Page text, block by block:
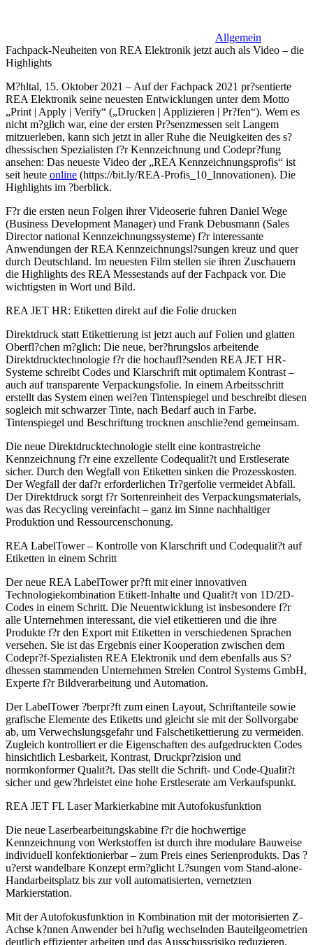
Allgemein
Fachpack-Neuheiten von REA Elektronik jetzt auch als Video – die
Highlights
M?hltal, 15. Oktober 2021 – Auf der Fachpack 2021 pr?sentierte
REA Elektronik seine neuesten Entwicklungen unter dem Motto
„Print | Apply | Verify“ („Drucken | Applizieren | Pr?fen“). Wem es
nicht m?glich war, eine der ersten Pr?senzmessen seit Langem
mitzuerleben, kann sich jetzt in aller Ruhe die Neuigkeiten des s?
dhessischen Spezialisten f?r Kennzeichnung und Codepr?fung
ansehen: Das neueste Video der „REA Kennzeichnungsprofis“ ist
seit heute online (https://bit.ly/REA-Profis_10_Innovationen). Die
Highlights im ?berblick.
F?r die ersten neun Folgen ihrer Videoserie fuhren Daniel Wege
(Business Development Manager) und Frank Debusmann (Sales
Director national Kennzeichnungssysteme) f?r interessante
Anwendungen der REA Kennzeichnungsl?sungen kreuz und quer
durch Deutschland. Im neuesten Film stellen sie ihren Zuschauern
die Highlights des REA Messestands auf der Fachpack vor. Die
wichtigsten in Wort und Bild.
REA JET HR: Etiketten direkt auf die Folie drucken
Direktdruck statt Etikettierung ist jetzt auch auf Folien und glatten
Oberfl?chen m?glich: Die neue, ber?hrungslos arbeitende
Direktdrucktechnologie f?r die hochaufl?senden REA JET HR-
Systeme schreibt Codes und Klarschrift mit optimalem Kontrast –
auch auf transparente Verpackungsfolie. In einem Arbeitsschritt
erstellt das System einen wei?en Tintenspiegel und beschreibt diesen
sogleich mit schwarzer Tinte, nach Bedarf auch in Farbe.
Tintenspiegel und Beschriftung trocknen anschlie?end gemeinsam.
Die neue Direktdrucktechnologie stellt eine kontrastreiche
Kennzeichnung f?r eine exzellente Codequalit?t und Erstleserate
sicher. Durch den Wegfall von Etiketten sinken die Prozesskosten.
Der Wegfall der daf?r erforderlichen Tr?gerfolie vermeidet Abfall.
Der Direktdruck sorgt f?r Sortenreinheit des Verpackungsmaterials,
was das Recycling vereinfacht – ganz im Sinne nachhaltiger
Produktion und Ressourcenschonung.
REA LabelTower – Kontrolle von Klarschrift und Codequalit?t auf
Etiketten in einem Schritt
Der neue REA LabelTower pr?ft mit einer innovativen
Technologiekombination Etikett-Inhalte und Qualit?t von 1D/2D-
Codes in einem Schritt. Die Neuentwicklung ist insbesondere f?r
alle Unternehmen interessant, die viel etikettieren und die ihre
Produkte f?r den Export mit Etiketten in verschiedenen Sprachen
versehen. Sie ist das Ergebnis einer Kooperation zwischen dem
Codepr?f-Spezialisten REA Elektronik und dem ebenfalls aus S?
dhessen stammenden Unternehmen Strelen Control Systems GmbH,
Experte f?r Bildverarbeitung und Automation.
Der LabelTower ?berpr?ft zum einen Layout, Schriftanteile sowie
grafische Elemente des Etiketts und gleicht sie mit der Sollvorgabe
ab, um Verwechslungsgefahr und Falschetikettierung zu vermeiden.
Zugleich kontrolliert er die Eigenschaften des aufgedruckten Codes
hinsichtlich Lesbarkeit, Kontrast, Druckpr?zision und
normkonformer Qualit?t. Das stellt die Schrift- und Code-Qualit?t
sicher und gew?hrleistet eine hohe Erstleserate am Verkaufspunkt.
REA JET FL Laser Markierkabine mit Autofokusfunktion
Die neue Laserbearbeitungskabine f?r die hochwertige
Kennzeichnung von Werkstoffen ist durch ihre modulare Bauweise
individuell konfektionierbar – zum Preis eines Serienprodukts. Das ?
u?erst wandelbare Konzept erm?glicht L?sungen vom Stand-alone-
Handarbeitsplatz bis zur voll automatisierten, vernetzten
Markierstation.
Mit der Autofokusfunktion in Kombination mit der motorisierten Z-
Achse k?nnen Anwender bei h?ufig wechselnden Bauteilgeometrien
deutlich effizienter arbeiten und das Ausschussrisiko reduzieren.